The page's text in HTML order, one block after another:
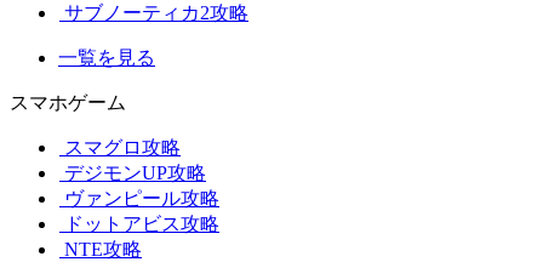
サブノーティカ2攻略
一覧を見る
スマホゲーム
スマグロ攻略
デジモンUP攻略
ヴァンピール攻略
ドットアビス攻略
NTE攻略